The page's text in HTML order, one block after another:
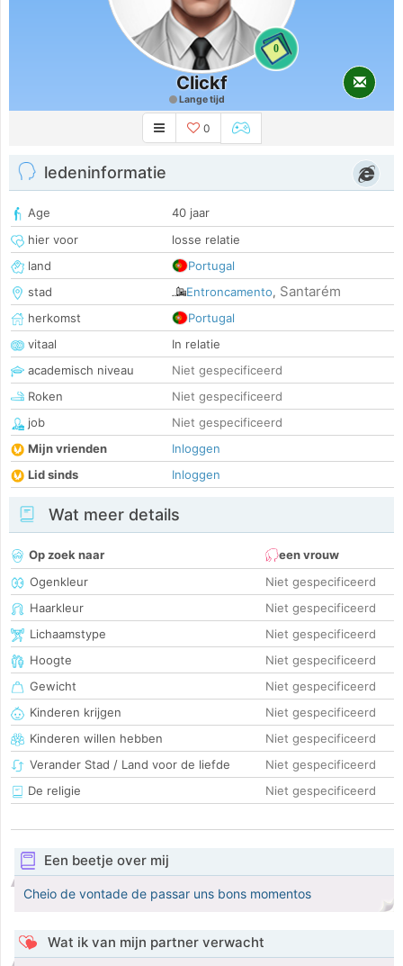
0
Clickf
Lange tijd
0
ledeninformatie
Age
40 jaar
hier voor
losse relatie
land
Portugal
stad
Entroncamento, Santarém
herkomst
Portugal
vitaal
In relatie
academisch niveau
Niet gespecificeerd
Roken
Niet gespecificeerd
job
Niet gespecificeerd
Mijn vrienden
Inloggen
Lid sinds
Inloggen
Wat meer details
Op zoek naar
een vrouw
Ogenkleur
Niet gespecificeerd
Haarkleur
Niet gespecificeerd
Lichaamstype
Niet gespecificeerd
Hoogte
Niet gespecificeerd
Gewicht
Niet gespecificeerd
Kinderen krijgen
Niet gespecificeerd
Kinderen willen hebben
Niet gespecificeerd
Verander Stad / Land voor de liefde
Niet gespecificeerd
De religie
Niet gespecificeerd
Een beetje over mij
Cheio de vontade de passar uns bons momentos
Wat ik van mijn partner verwacht